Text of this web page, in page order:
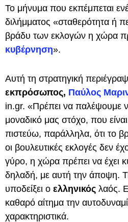
Το μήνυμα που εκπέμπεται
διλήμματος «σταθερότητα ή
βράδυ των εκλογών η χώρα
κυβέρνηση».
Αυτή τη στρατηγική
εκπρόσωπος, Παύλος
in.gr. «Πρέπει να παλέψουμε
μοναδικό μας στόχο, που
πιστεύω, παράλληλα, ότι το
οι βουλευτικές εκλογές δεν
γύρο, η χώρα πρέπει να
δηλαδή, με αυτή την άποψη.
υποδείξει ο ελληνικός λαός.
καθαρό αίτημα την
χαρακτηριστικά.